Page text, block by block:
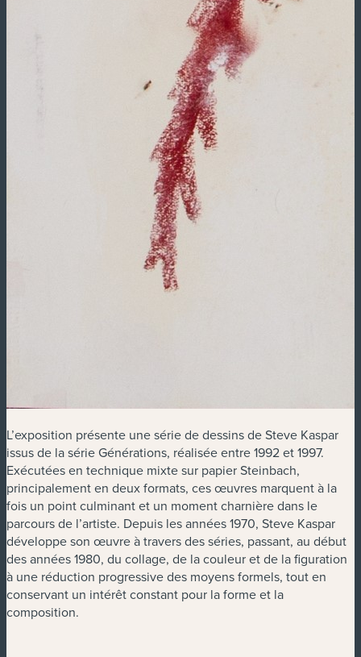
L’exposition présente une série de dessins de Steve Kaspar
issus de la série Générations, réalisée entre 1992 et 1997.
Exécutées en technique mixte sur papier Steinbach,
principalement en deux formats, ces œuvres marquent à la
fois un point culminant et un moment charnière dans le
parcours de l’artiste. Depuis les années 1970, Steve Kaspar
développe son œuvre à travers des séries, passant, au début
des années 1980, du collage, de la couleur et de la figuration
à une réduction progressive des moyens formels, tout en
conservant un intérêt constant pour la forme et la
composition.